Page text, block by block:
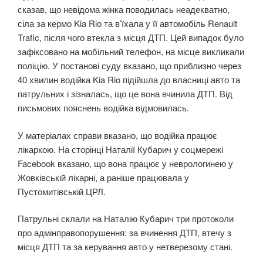
сказав, що невідома жінка поводилась неадекватно,
сіла за кермо Kia Rio та в’їхала у її автомобіль Renault
Trafic, після чого втекла з місця ДТП. Цей випадок було
зафіксовано на мобільний телефон, на місце викликали
поліцію. У постанові суду вказано, що приблизно через
40 хвилин водійка Kia Rio підійшла до власниці авто та
патрульних і зізналась, що це вона вчинила ДТП. Від
письмових пояснень водійка відмовилась.
У матеріалах справи вказано, що водійка працює
лікаркою. На сторінці Наталії Кубарич у соцмережі
Facebook вказано, що вона працює у неврологинею у
Жовківській лікарні, а раніше працювала у
Пустомитівській ЦРЛ.
Патрульні склали на Наталію Кубарич три протоколи
про адмінправопорушення: за вчинення ДТП, втечу з
місця ДТП та за керування авто у нетверезому стані.